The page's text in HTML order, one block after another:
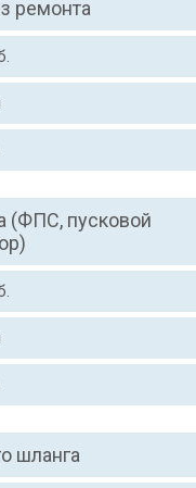
ремонта
(ФПС, пусковой
шланга